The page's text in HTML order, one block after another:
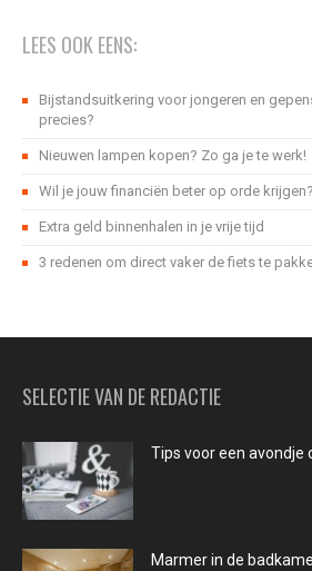
LEES OOK EENS:
Bijstandsuitkering voor jongeren en
precies?
Nieuwen lampen kopen? Zo ga je te werk!
Wil je jouw financiën beter op orde
Extra geld binnenhalen in je vrije tijd
3 redenen om direct vaker de fiets te
SELECTIE VAN DE REDACTIE
Tips voor een avondje
Marmer in de